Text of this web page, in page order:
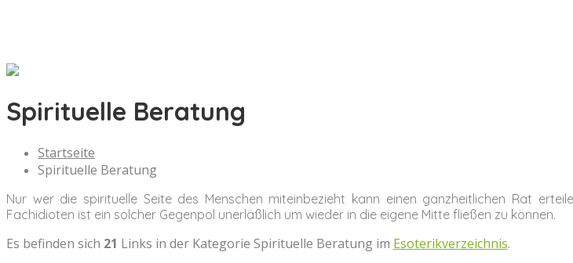
Spirituelle Beratung
Startseite
Spirituelle Beratung
Nur wer die spirituelle Seite des Menschen miteinbezieht kann einen ganzheitlichen Rat
Fachidioten ist ein solcher Gegenpol unerläßlich um wieder in die eigene Mitte fließen zu können.
Es befinden sich 21 Links in der Kategorie Spirituelle Beratung im Esoterikverzeichnis.